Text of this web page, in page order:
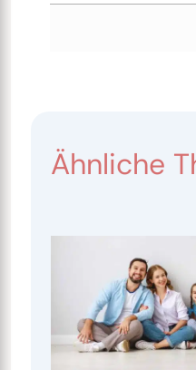
Ähnliche